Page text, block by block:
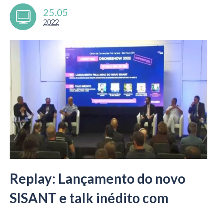
25.05
2022
Replay: Lançamento do novo
SISANT e talk inédito com